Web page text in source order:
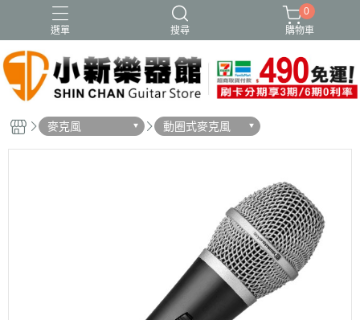
選單 搜尋
0
購物車
麥克風 動圈式麥克風